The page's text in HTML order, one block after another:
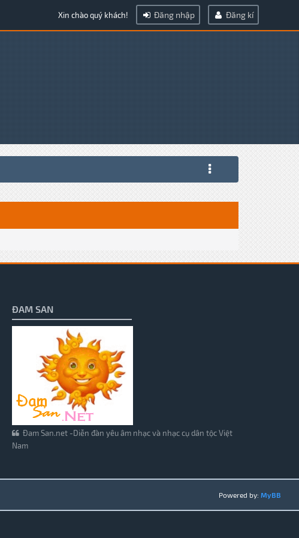
Xin chào quý khách! Đăng nhập Đăng kí
ĐAM SAN
Đam San.net -Diễn đàn yêu âm nhạc và nhạc cụ dân tộc Việt
Nam
Powered by: MyBB